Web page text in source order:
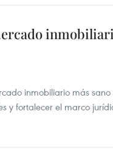
inmobiliario más sano
y fortalecer el marco